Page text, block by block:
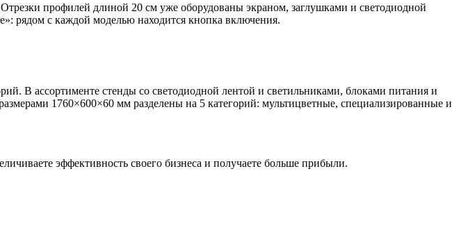
профилей длиной 20 см уже оборудованы экраном, заглушками и светодиодной
рядом с каждой моделью находится кнопка включения.
В ассортименте стенды со светодиодной лентой и светильниками, блоками питания и
1760×600×60 мм разделены на 5 категорий: мультицветные, специализированные и
эффективность своего бизнеса и получаете больше прибыли.